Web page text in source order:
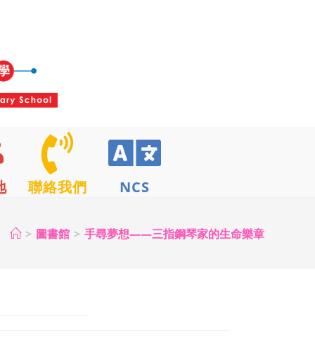
聯絡我們 NCS
> 圖書館 > 手尋夢想——三指鋼琴家的生命樂章